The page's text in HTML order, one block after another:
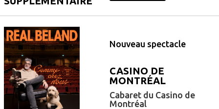
Nouveau spectacle
CASINO DE
MONTRÉAL
Cabaret du Casino de
Montréal